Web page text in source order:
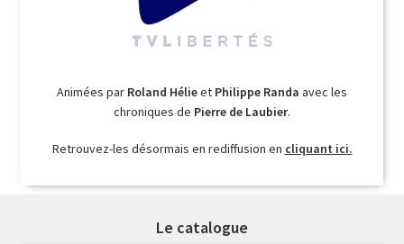
Animées par Roland Hélieet Philippe Randa avec les
chroniques de Pierre de Laubier.
Retrouvez-les désormais en rediffusion en cliquant ici.
Le catalogue